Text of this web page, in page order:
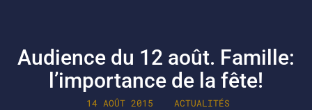
Audience du 12 août. Famille:
l’importance de la fête!
14 AOÛT 2015 ACTUALITÉS